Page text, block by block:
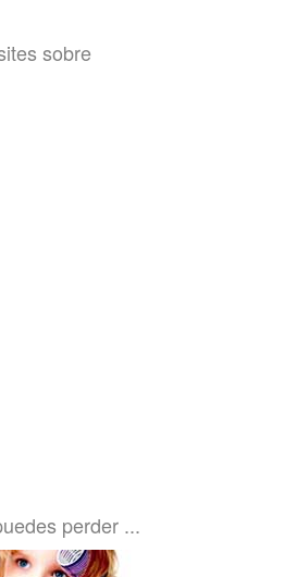
sobre
perder ...